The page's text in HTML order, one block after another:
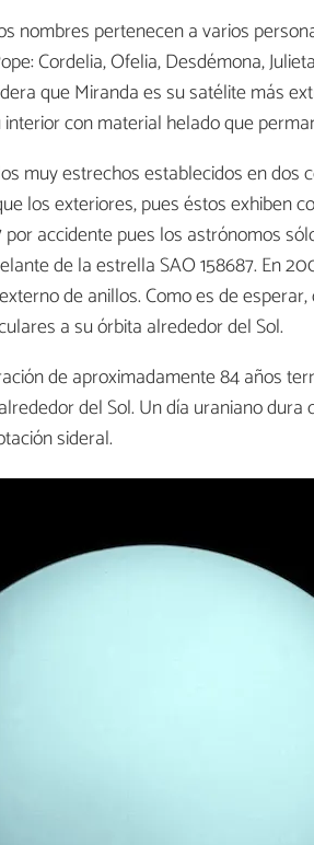
nombres pertenecen a varios
Cordelia, Ofelia, Desdémona,
que Miranda es su satélite más
con material helado que
muy estrechos establecidos en dos
los exteriores, pues éstos exhiben
por accidente pues los astrónomos
de la estrella SAO 158687. En
de anillos. Como es de
a su órbita alrededor del Sol.
de aproximadamente 84 años
del Sol. Un día uraniano dura
sideral.